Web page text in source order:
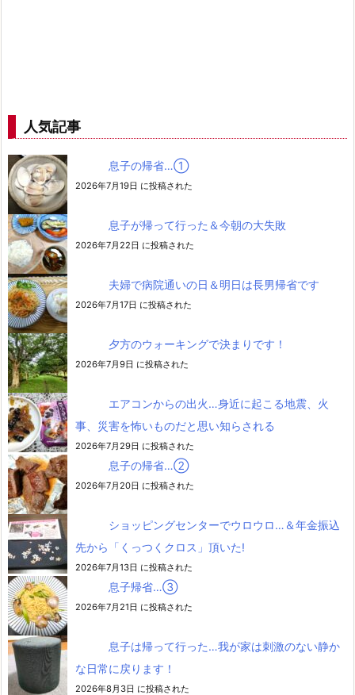
人気記事
息子の帰省…➀
2026年7月19日 に投稿された
息子が帰って行った＆今朝の大失敗
2026年7月22日 に投稿された
夫婦で病院通いの日＆明日は長男帰省です
2026年7月17日 に投稿された
夕方のウォーキングで決まりです！
2026年7月9日 に投稿された
エアコンからの出火…身近に起こる地震、火
事、災害を怖いものだと思い知らされる
2026年7月29日 に投稿された
息子の帰省…②
2026年7月20日 に投稿された
ショッピングセンターでウロウロ…＆年金振込
先から「くっつくクロス」頂いた!
2026年7月13日 に投稿された
息子帰省…③
2026年7月21日 に投稿された
息子は帰って行った…我が家は刺激のない静か
な日常に戻ります！
2026年8月3日 に投稿された